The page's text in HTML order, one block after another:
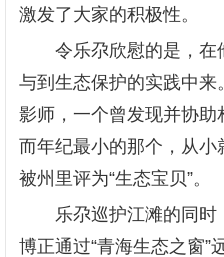
激发了大家的积极性。
令乐尕欣慰的是，在
与到生态保护的实践中
影师，一个曾发现并协
而年纪最小的那个，从
被州里评为“生态宝贝”。
乐尕巡护江滩的同时
博正通过“青海生态之窗”